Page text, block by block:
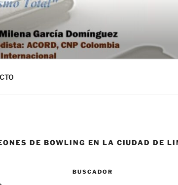
DE BOWLING EN LA CIUDAD DE
BUSCADOR